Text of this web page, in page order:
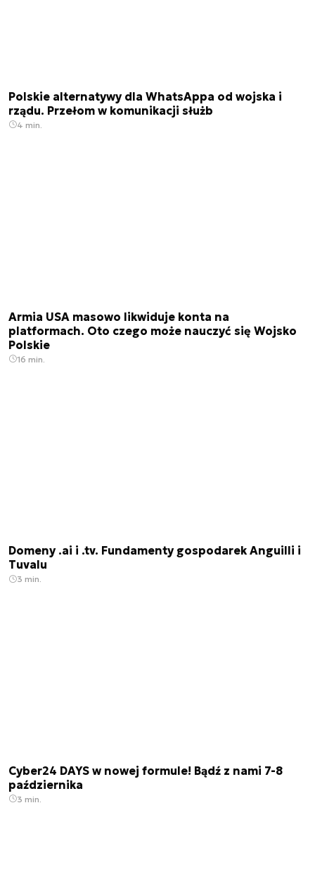
Polskie alternatywy dla WhatsAppa od wojska i
rządu. Przełom w komunikacji służb
4 min.
Armia USA masowo likwiduje konta na
platformach. Oto czego może nauczyć się Wojsko
Polskie
16 min.
Domeny .ai i .tv. Fundamenty gospodarek Anguilli i
Tuvalu
3 min.
Cyber24 DAYS w nowej formule! Bądź z nami 7-8
października
3 min.